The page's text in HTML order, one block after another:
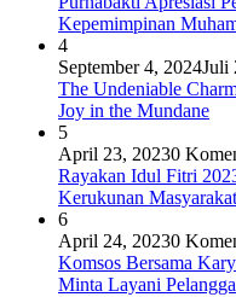
Kepemimpinan
4
September 4, 2024Juli
The Undeniable
Joy in the Mundane
5
April 23, 20230
Rayakan Idul Fitri
Kerukunan
6
April 24, 20230
Komsos Bersama
Minta Layani